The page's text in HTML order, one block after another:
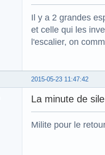
Il y a 2 grandes
et celle qui les
l'escalier, on
2015-05-23 11:47:42
La minute de
Milite pour le